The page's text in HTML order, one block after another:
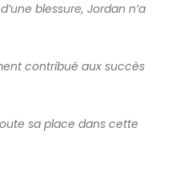
blessure, Jordan n’a
contribué aux succès
sa place dans cette